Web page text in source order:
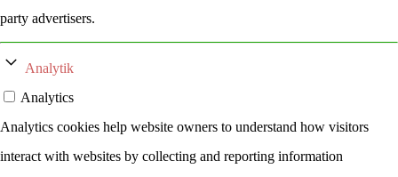
party advertisers.
Analytik
Analytics
Analytics cookies help website owners to understand how visitors
interact with websites by collecting and reporting information